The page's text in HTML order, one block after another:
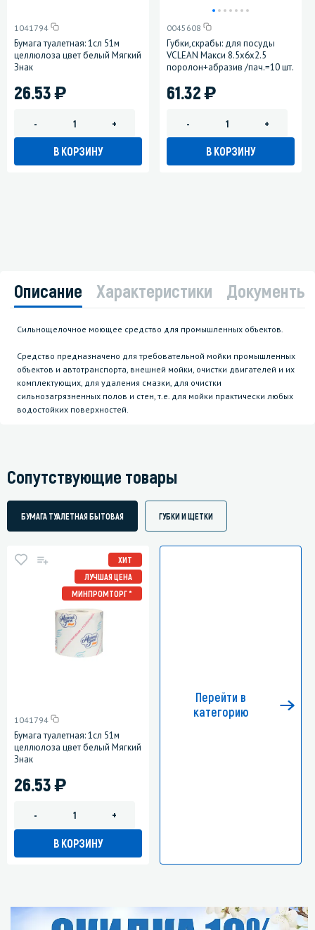
1041794
Бумага туалетная: 1сл 51м
целлюлоза цвет белый Мягкий
Знак
26.53)
- +
В КОРЗИНУ
0045608
Губки,скрабы: для посуды
VCLEAN Макси 8.5х6х2.5
поролон+абразив /пач.=10 шт.
61.32)
- +
В КОРЗИНУ
Описание Характеристики Документы
Сильнощелочное моющее средство для промышленных объектов.
Средство предназначено для требовательной мойки промышленных
объектов и автотранспорта, внешней мойки, очистки двигателей и их
комплектующих, для удаления смазки, для очистки
сильнозагрязненных полов и стен, т.е. для мойки практически любых
водостойких поверхностей.
Сопутствующие товары
БУМАГА ТУАЛЕТНАЯ БЫТОВАЯ ГУБКИ И ЩЕТКИ
ХИТ
ЛУЧШАЯ ЦЕНА
МИНПРОМТОРГ *
1041794
Бумага туалетная: 1сл 51м
целлюлоза цвет белый Мягкий
Знак
26.53)
- +
В КОРЗИНУ
Перейти в
категорию